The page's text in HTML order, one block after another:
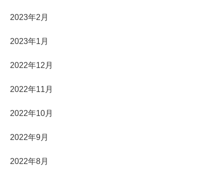
2023年2月
2023年1月
2022年12月
2022年11月
2022年10月
2022年9月
2022年8月